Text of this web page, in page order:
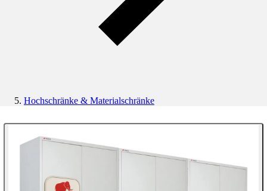
Hochschränke & Materialschränke